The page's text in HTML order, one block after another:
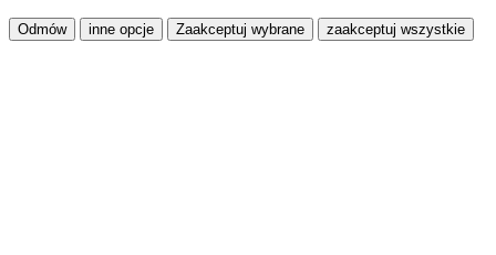
Odmów inne opcje Zaakceptuj wybrane zaakceptuj wszystkie